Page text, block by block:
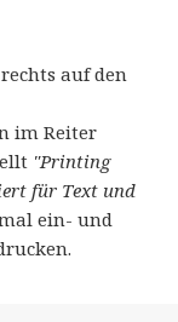
auf den
im Reiter
"Printing
für Text und
ein- und